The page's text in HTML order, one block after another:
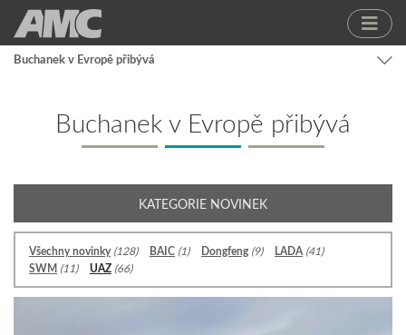
Buchanek v Evropě přibývá
Buchanek v Evropě přibývá
KATEGORIE NOVINEK
Všechny novinky (128) BAIC (1) Dongfeng (9) LADA (41)
SWM (11) UAZ (66)